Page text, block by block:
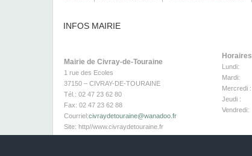
INFOS MAIRIE
Mairie de Civray-de-Touraine
1 rue des Ecoles
37150 – CIVRAY-DE-TOURAINE
Tél.: 02 47 23 62 80
Fax: 02 47 23 62 88
Courriel:civraydetouraine@wanadoo.fr
Site: http//www.civraydetouraine.fr
Lundi:
Mardi:
Mercredi :
Jeudi :
Vendredi: